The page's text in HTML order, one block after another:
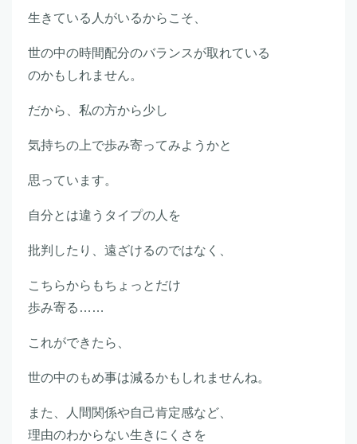
生きている人がいるからこそ、
世の中の時間配分のバランスが取れている
のかもしれません。
だから、私の方から少し
気持ちの上で歩み寄ってみようかと
思っています。
自分とは違うタイプの人を
批判したり、遠ざけるのではなく、
こちらからもちょっとだけ
歩み寄る……
これができたら、
世の中のもめ事は減るかもしれませんね。
また、人間関係や自己肯定感など、
理由のわからない生きにくさを